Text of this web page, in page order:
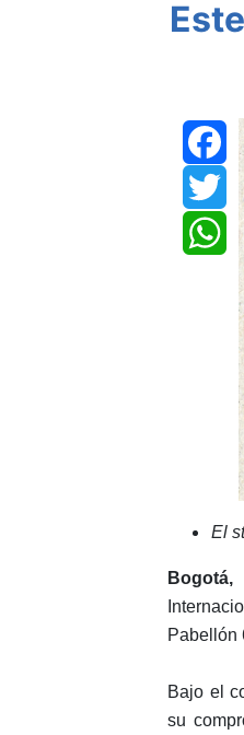
Twitter
El
Pabellón
Bajo el
su